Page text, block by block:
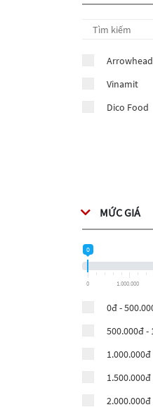
Vinamit
Dico Food
MỨC GIÁ
0
0 1.000.000
0đ -
500.000đ -